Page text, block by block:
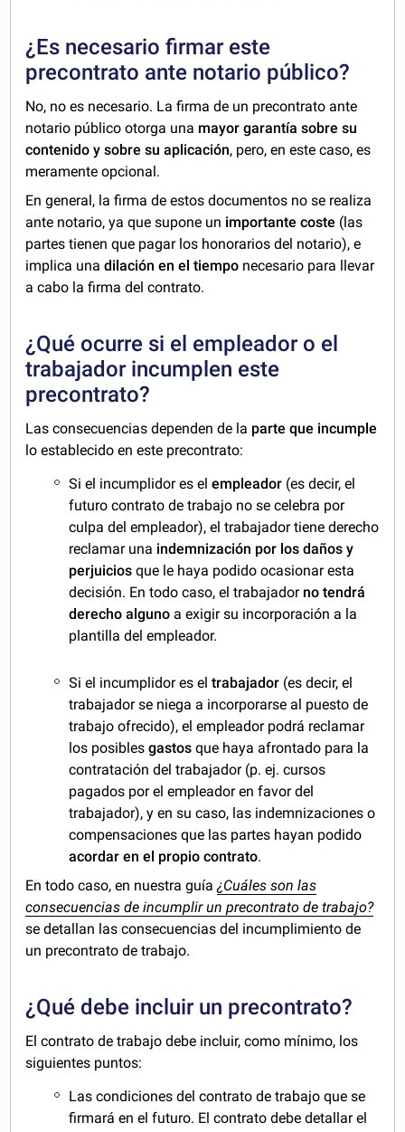
¿Es necesario firmar este
precontrato ante notario público?
No, no es necesario. La firma de un precontrato ante
notario público otorga una mayor garantía sobre su
contenido y sobre su aplicación, pero, en este caso, es
meramente opcional.
En general, la firma de estos documentos no se realiza
ante notario, ya que supone un importante coste (las
partes tienen que pagar los honorarios del notario), e
implica una dilación en el tiempo necesario para llevar
a cabo la firma del contrato.
¿Qué ocurre si el empleador o el
trabajador incumplen este
precontrato?
Las consecuencias dependen de la parte que incumple
lo establecido en este precontrato:
Si el incumplidor es elempleador (es decir, el
futuro contrato de trabajo no se celebra por
culpa del empleador), el trabajador tiene derecho
reclamar una indemnización por los daños y
perjuicios que le haya podido ocasionar esta
decisión. En todo caso, el trabajador no tendrá
derecho alguno a exigir su incorporación a la
plantilla del empleador.
Si el incumplidor es eltrabajador (es decir, el
trabajador se niega a incorporarse al puesto de
trabajo ofrecido), el empleador podrá reclamar
los posiblesgastosque haya afrontado para la
contratación del trabajador (p. ej. cursos
pagados por el empleador en favor del
trabajador), y en su caso, las indemnizaciones o
compensaciones que las partes hayan podido
acordar en el propio contrato.
En todo caso, en nuestra guía¿Cuáles son las
consecuencias de incumplir un precontrato de trabajo?
se detallan las consecuencias del incumplimiento de
un precontrato de trabajo.
¿Qué debe incluir un precontrato?
El contrato de trabajo debe incluir, como mínimo, los
siguientes puntos:
Las condiciones del contrato de trabajo que se
firmará en el futuro. El contrato debe detallar el